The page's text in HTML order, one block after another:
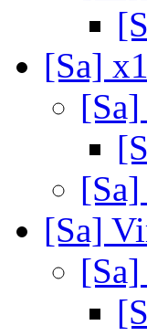
[Sa]
[Sa]